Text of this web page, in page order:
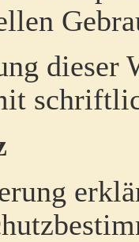
dieser